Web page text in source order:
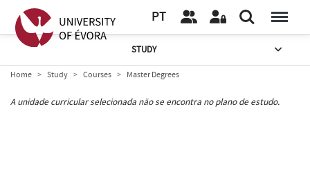
PT
STUDY
Home Study Courses Master Degrees
A unidade curricular selecionada não se encontra no plano de estudo.